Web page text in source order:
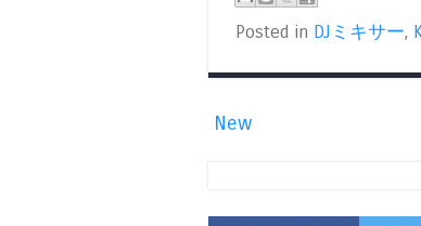
Posted in DJミキサー,
New